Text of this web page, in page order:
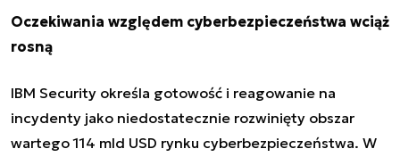
Oczekiwania względem cyberbezpieczeństwa wciąż
rosną
IBM Security określa gotowość i reagowanie na
incydenty jako niedostatecznie rozwinięty obszar
wartego 114 mld USD rynku cyberbezpieczeństwa. W